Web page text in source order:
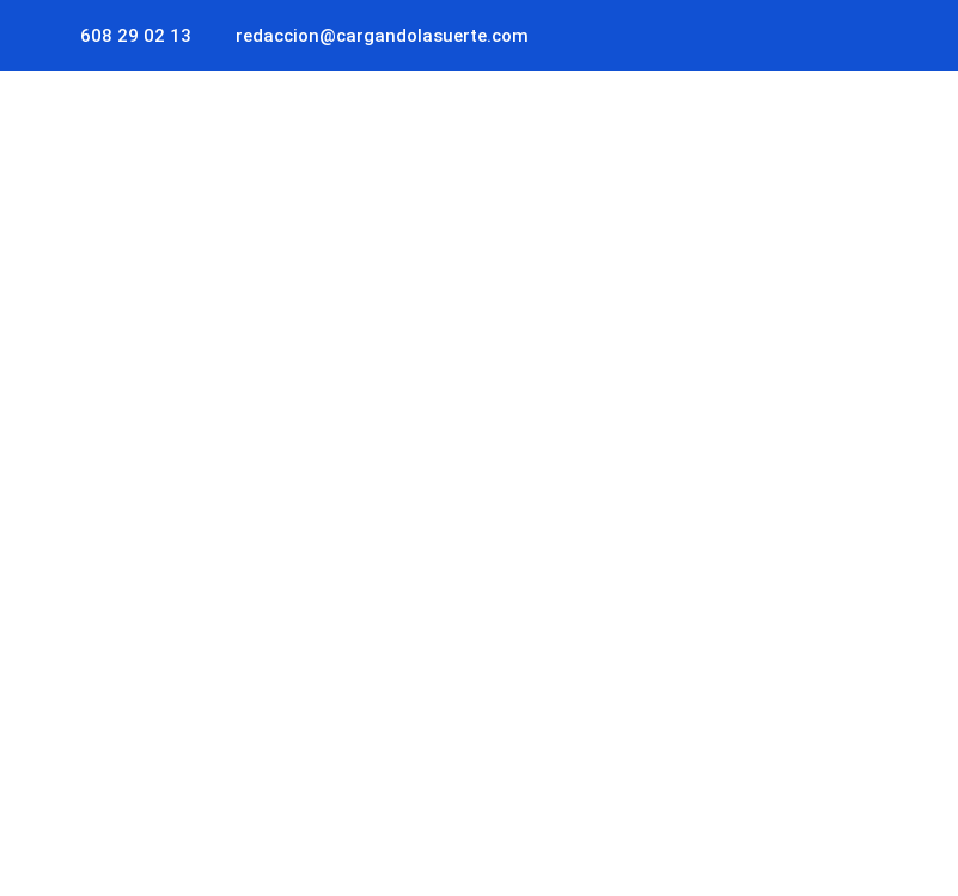
608 29 02 13 redaccion@cargandolasuerte.com